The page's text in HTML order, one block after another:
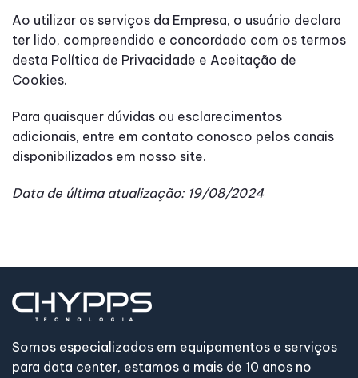
Ao utilizar os serviços da Empresa, o usuário declara
ter lido, compreendido e concordado com os termos
desta Política de Privacidade e Aceitação de
Cookies.
Para quaisquer dúvidas ou esclarecimentos
adicionais, entre em contato conosco pelos canais
disponibilizados em nosso site.
Data de última atualização: 19/08/2024
Somos especializados em equipamentos e serviços
para data center, estamos a mais de 10 anos no